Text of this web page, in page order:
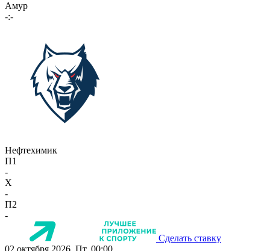
Амур
-:-
Нефтехимик
П1
-
X
-
П2
-
Сделать ставку